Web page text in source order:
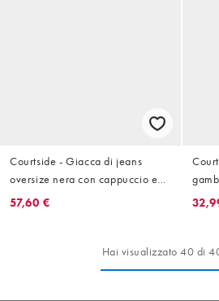
Courtside - Giacca di jeans
oversize nera con cappuccio e
logo ricamato
57,60 €
Hai visualizzato 40 di